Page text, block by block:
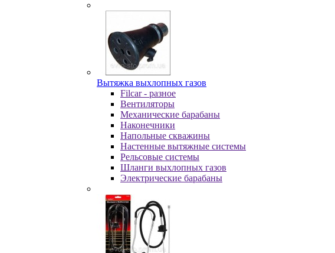
Вытяжка выхлопных газов
Filcar - разное
Вентиляторы
Механические барабаны
Наконечники
Напольные скважины
Настенные вытяжные системы
Рельсовые системы
Шланги выхлопных газов
Электрические барабаны